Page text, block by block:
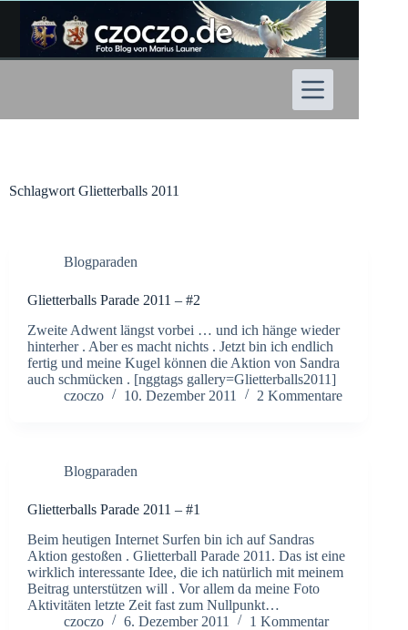
Inhalt
springen
Schlagwort Glietterballs 2011
Blogparaden
Glietterballs Parade 2011 – #2
Zweite Adwent längst vorbei … und ich hänge wieder
hinterher . Aber es macht nichts . Jetzt bin ich endlich
fertig und meine Kugel können die Aktion von Sandra
auch schmücken . [nggtags gallery=Glietterballs2011]
czoczo
10. Dezember 2011 2 Kommentare
Blogparaden
Glietterballs Parade 2011 – #1
Beim heutigen Internet Surfen bin ich auf Sandras
Aktion gestoßen . Glietterball Parade 2011. Das ist eine
wirklich interessante Idee, die ich natürlich mit meinem
Beitrag unterstützen will . Vor allem da meine Foto
Aktivitäten letzte Zeit fast zum Nullpunkt…
czoczo
6. Dezember 2011 1 Kommentar